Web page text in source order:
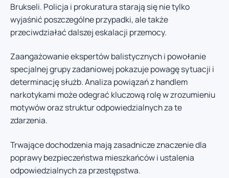
Brukseli. Policja i prokuratura starają się nie tylko
wyjaśnić poszczególne przypadki, ale także
przeciwdziałać dalszej eskalacji przemocy.
Zaangażowanie ekspertów balistycznych i powołanie
specjalnej grupy zadaniowej pokazuje powagę sytuacji i
determinację służb. Analiza powiązań z handlem
narkotykami może odegrać kluczową rolę w zrozumieniu
motywów oraz struktur odpowiedzialnych za te
zdarzenia.
Trwające dochodzenia mają zasadnicze znaczenie dla
poprawy bezpieczeństwa mieszkańców i ustalenia
odpowiedzialnych za przestępstwa.